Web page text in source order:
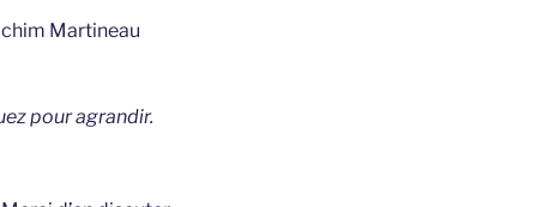
Martineau
pour agrandir.